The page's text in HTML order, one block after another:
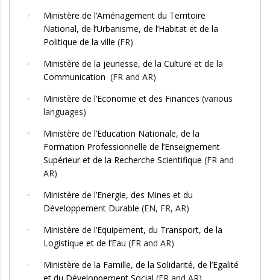
Ministère de l’Aménagement du Territoire
National, de l’Urbanisme, de l’Habitat et de la
Politique de la ville (FR)
Ministère de la jeunesse, de la Culture et de la
Communication (FR and AR)
Ministère de l’Economie et des Finances (various
languages)
Ministère de l’Education Nationale, de la
Formation Professionnelle de l’Enseignement
Supérieur et de la Recherche Scientifique (FR and
AR)
Ministère de l’Energie, des Mines et du
Développement Durable (EN, FR, AR)
Ministère de l’Equipement, du Transport, de la
Logistique et de l’Eau (FR and AR)
Ministère de la Famille, de la Solidarité, de l’Egalité